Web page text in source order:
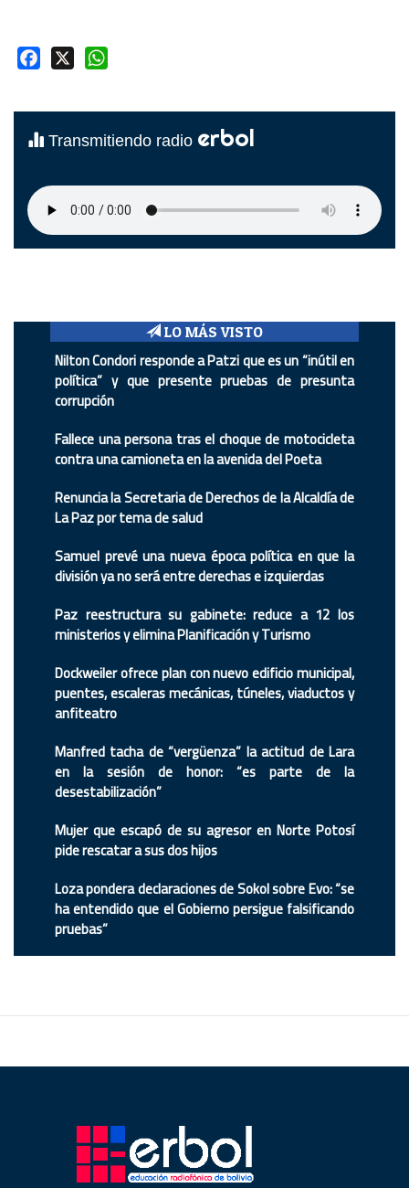
Facebook
Transmitiendo radio erbol
LO MÁS VISTO
Nilton Condori responde a Patzi que es un “inútil en
política” y que presente pruebas de presunta
corrupción
Fallece una persona tras el choque de motocicleta
contra una camioneta en la avenida del Poeta
Renuncia la Secretaria de Derechos de la Alcaldía de
La Paz por tema de salud
Samuel prevé una nueva época política en que la
división ya no será entre derechas e izquierdas
Paz reestructura su gabinete: reduce a 12 los
ministerios y elimina Planificación y Turismo
Dockweiler ofrece plan con nuevo edificio municipal,
puentes, escaleras mecánicas, túneles, viaductos y
anfiteatro
Manfred tacha de “vergüenza” la actitud de Lara
en la sesión de honor: “es parte de la
desestabilización”
Mujer que escapó de su agresor en Norte Potosí
pide rescatar a sus dos hijos
Loza pondera declaraciones de Sokol sobre Evo: “se
ha entendido que el Gobierno persigue falsificando
pruebas”